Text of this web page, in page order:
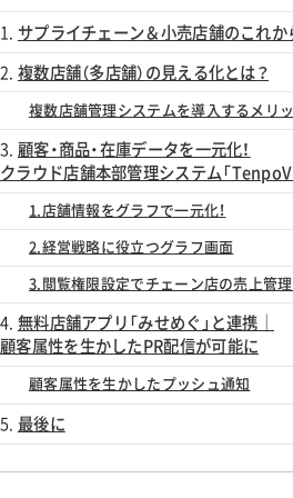
サプライチェーン＆小売店舗のこれか
複数店舗（多店舗）の見える化とは？
複数店舗管理システムを導入するメリ
顧客・商品・在庫データを一元化！
クラウド店舗本部管理システム「
1.店舗情報をグラフで一元化！
2.経営戦略に役立つグラフ画面
3.閲覧権限設定でチェーン店の売上管
無料店舗アプリ「みせめぐ」と連携｜
顧客属性を生かしたPR配信が可能に
顧客属性を生かしたプッシュ通知
最後に